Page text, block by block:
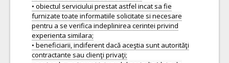
• obiectul serviciului prestat astfel incat sa fie
furnizate toate informatiile solicitate si necesare
pentru a se verifica indeplinirea cerintei privind
experienta similara;
• beneficiarii, indiferent dacă aceştia sunt autorităţi
contractante sau clienţi privaţi;